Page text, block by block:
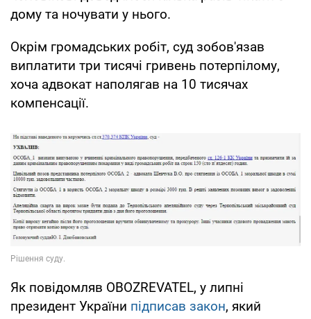
дому та ночувати у нього.
Окрім громадських робіт, суд зобов'язав
виплатити три тисячі гривень потерпілому,
хоча адвокат наполягав на 10 тисячах
компенсації.
Як повідомляв OBOZREVATEL, у липні
президент України підписав закон, який